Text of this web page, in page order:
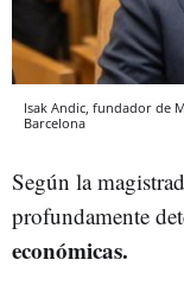
Isak Andic, fundador de
Barcelona
Según la
profundamente
económicas.